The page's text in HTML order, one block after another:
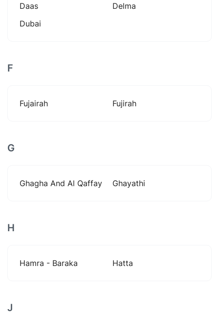
Daas
Delma
Dubai
F
Fujairah Fujirah
G
Ghagha And Al Qaffay Ghayathi
H
Hamra - Baraka Hatta
J